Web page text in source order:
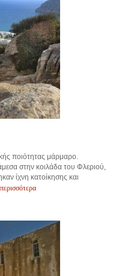
ποιότητας μάρμαρο.
στην κοιλάδα του Φλεριού,
ίχνη κατοίκησης και